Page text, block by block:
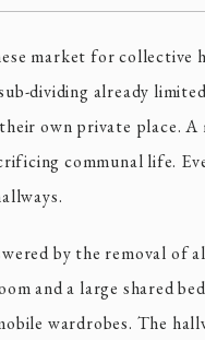
market for collective
dividing already
own private place.
communal life.
by the removal of
and a large shared
wardrobes. The